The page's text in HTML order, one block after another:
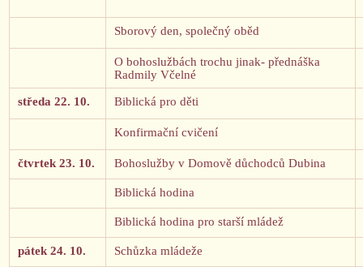
Sborový den, společný oběd
O bohoslužbách trochu jinak- přednáška
Radmily Včelné
středa 22. 10. Biblická pro děti
Konfirmační cvičení
čtvrtek 23. 10. Bohoslužby v Domově důchodců Dubina
Biblická hodina
Biblická hodina pro starší mládež
pátek 24. 10. Schůzka mládeže